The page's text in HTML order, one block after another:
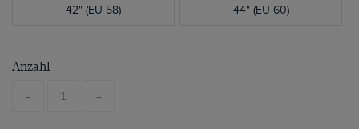
42" (EU 58) 44" (EU 60)
Anzahl
- +